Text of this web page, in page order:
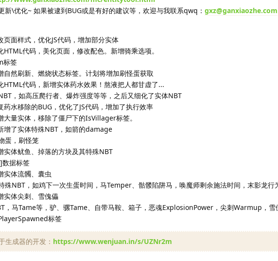
新\优化~ 如果被逮到BUG或是有好的建议等，欢迎与我联系qwq： gxz@ganxiaozhe.com
面样式，优化JS代码，增加部分实体
代码，美化页面，修改配色。新增骑乘选项。
标签
然刷新、燃烧状态标签。计划将增加刷怪蛋获取
代码，新增实体药水效果！熬液把人都甘虚了...
，如高压爬行者、爆炸强度等等，之后又细化了实体NBT
水移除的BUG，优化了JS代码，增加了执行效率
量实体，移除了僵尸下的IsVillager标签。
增了实体特殊NBT，如箭的damage
蛋，刷怪笼
体鱿鱼、掉落的方块及其特殊NBT
数据标签
实体流髑、囊虫
殊NBT，如鸡下一次生蛋时间，马Temper、骷髅陷阱马，唤魔师剩余施法时间，末影龙行
实体尖刺、雪傀儡
，马Tame等，驴、骡Tame、自带马鞍、箱子，恶魂ExplosionPower，尖刺Warmup，
标签
生成器的开发： https://www.wenjuan.in/s/UZNr2m